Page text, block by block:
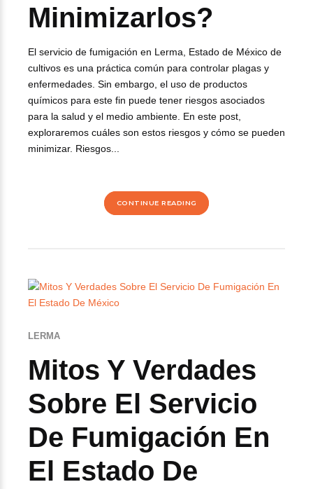
Minimizarlos?
El servicio de fumigación en Lerma, Estado de México de
cultivos es una práctica común para controlar plagas y
enfermedades. Sin embargo, el uso de productos
químicos para este fin puede tener riesgos asociados
para la salud y el medio ambiente. En este post,
exploraremos cuáles son estos riesgos y cómo se pueden
minimizar. Riesgos...
CONTINUE READING
LERMA
Mitos Y Verdades
Sobre El Servicio
De Fumigación En
El Estado De